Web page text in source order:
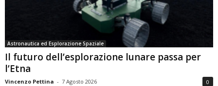
Astronautica ed Esplorazione Spaziale
Il futuro dell’esplorazione lunare passa per
l’Etna
Vincenzo Pettina - 7 Agosto 2026 0